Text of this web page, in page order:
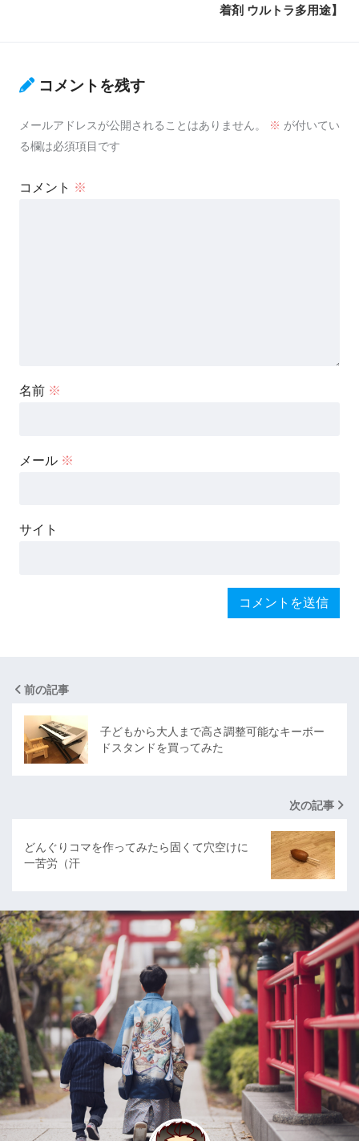
着剤 ウルトラ多用途】
コメントを残す
メールアドレスが公開されることはありません。 ※ が付いてい
る欄は必須項目です
コメント ※
名前 ※
メール ※
サイト
前の記事
子どもから大人まで高さ調整可能なキーボー
ドスタンドを買ってみた
次の記事
どんぐりコマを作ってみたら固くて穴空けに
一苦労（汗